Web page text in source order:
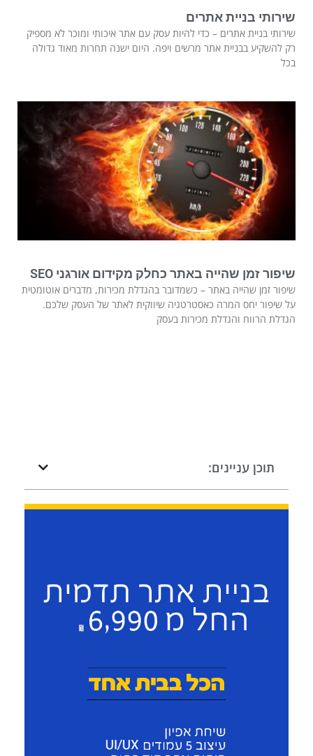
שירותי בניית אתרים
שירותי בניית אתרים – כדי להיות עסק עם אתר איכותי ומוכר לא מספיק
רק להשקיע בבניית אתר מרשים ויפה. היום ישנה תחרות מאוד גדולה
בכל
שיפור זמן שהייה באתר כחלק מקידום אורגני SEO
שיפור זמן שהייה באתר – כשמדובר בהגדלת מכירות, מדברים אוטומטית
על שיפור יחס המרה כאסטרטגיה שיווקית לאתר של העסק שלכם.
הגדלת הרווח והגדלת מכירות בעסק
תוכן עניינים: